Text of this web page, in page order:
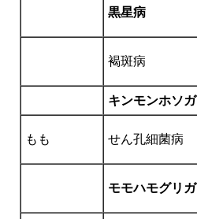
黒星病
褐斑病
キンモンホソガ
もも せん孔細菌病
モモハモグリガ